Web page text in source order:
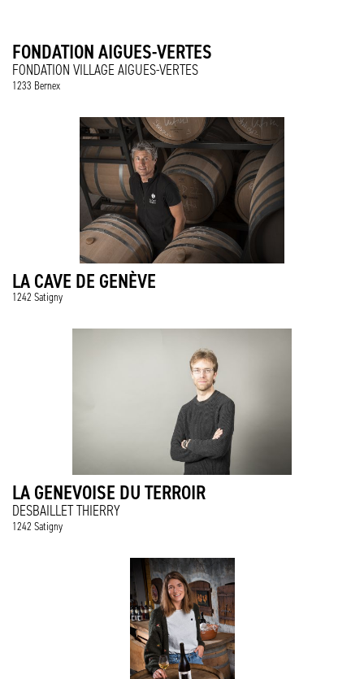
FONDATION AIGUES-VERTES
FONDATION VILLAGE AIGUES-VERTES
1233 Bernex
LA CAVE DE GENÈVE
1242 Satigny
LA GENEVOISE DU TERROIR
DESBAILLET THIERRY
1242 Satigny